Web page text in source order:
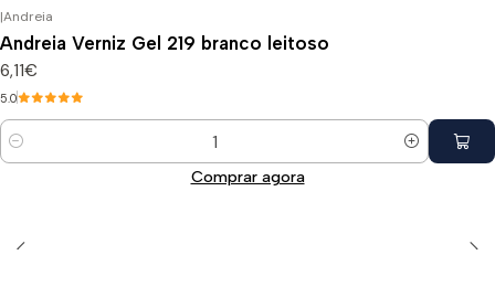
|Andreia
Andreia Verniz Gel 219 branco leitoso
6,11€
5.0
Quantidade
Comprar agora